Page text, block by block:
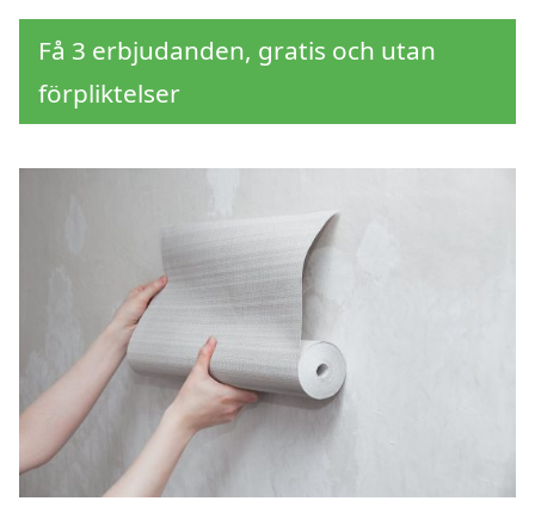
Få 3 erbjudanden, gratis och utan
förpliktelser